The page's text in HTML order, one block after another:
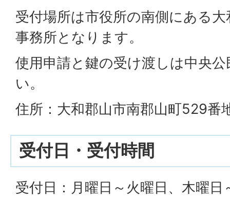
受付場所は市役所の南側にある
事務所となります。
使用申請と鍵の受け渡しは中央
い。
住所：大和郡山市南郡山町529
受付日・受付時間
受付日：月曜日～火曜日、木曜